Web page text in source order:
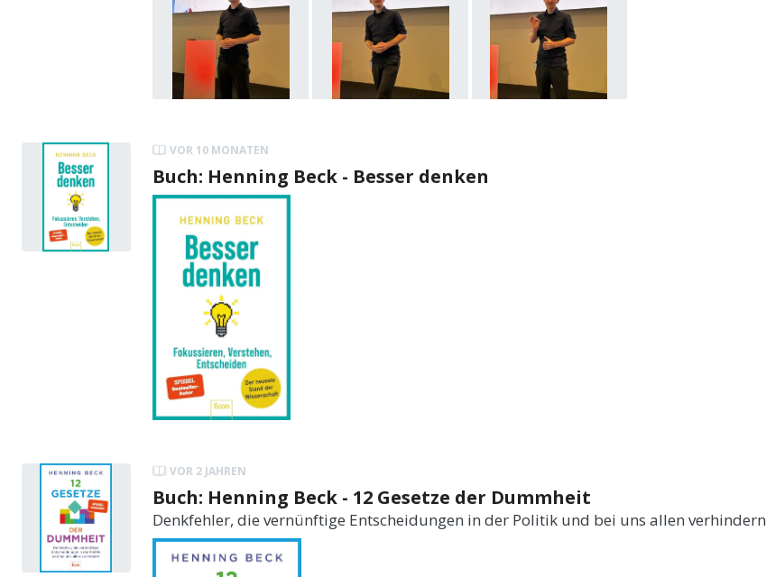
VOR 10 MONATEN
Buch: Henning Beck - Besser denken
VOR 2 JAHREN
Buch: Henning Beck - 12 Gesetze der Dummheit
Denkfehler, die vernünftige Entscheidungen in der Politik und bei uns allen verhindern